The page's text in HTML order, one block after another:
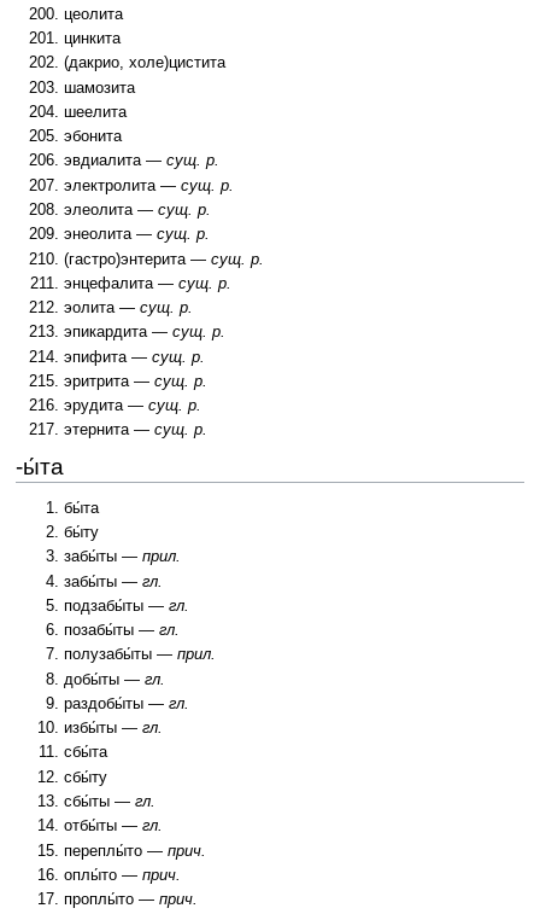
цеолита
цинкита
(дакрио, холе)цистита
шамозита
шеелита
эбонита
эвдиалита —сущ. р.
электролита —сущ. р.
элеолита —сущ. р.
энеолита —сущ. р.
(гастро)энтерита —сущ. р.
энцефалита —сущ. р.
эолита —сущ. р.
эпикардита —сущ. р.
эпифита —сущ. р.
эритрита —сущ. р.
эрудита —сущ. р.
этернита —сущ. р.
-ы́та
бы́та
бы́ту
забы́ты —прил.
забы́ты —гл.
подзабы́ты —гл.
позабы́ты —гл.
полузабы́ты —прил.
добы́ты —гл.
раздобы́ты —гл.
избы́ты —гл.
сбы́та
сбы́ту
сбы́ты —гл.
отбы́ты —гл.
переплы́то —прич.
оплы́то —прич.
проплы́то —прич.